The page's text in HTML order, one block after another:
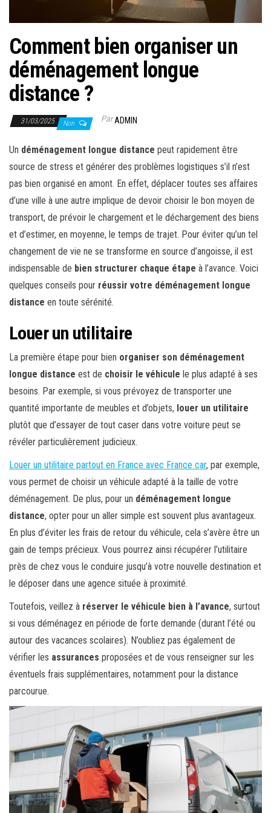
Comment bien organiser un
déménagement longue
distance ?
31/03/2025 Non ParADMIN
Un déménagement longue distance peut rapidement être
source de stress et générer des problèmes logistiques s’il n’est
pas bien organisé en amont. En effet, déplacer toutes ses affaires
d’une ville à une autre implique de devoir choisir le bon moyen de
transport, de prévoir le chargement et le déchargement des biens
et d’estimer, en moyenne, le temps de trajet. Pour éviter qu’un tel
changement de vie ne se transforme en source d’angoisse, il est
indispensable de bien structurer chaque étape à l’avance. Voici
quelques conseils pour réussir votre déménagement longue
distance en toute sérénité.
Louer un utilitaire
La première étape pour bien organiser son déménagement
longue distance est de choisir le véhicule le plus adapté à ses
besoins. Par exemple, si vous prévoyez de transporter une
quantité importante de meubles et d’objets, louer un utilitaire
plutôt que d’essayer de tout caser dans votre voiture peut se
révéler particulièrement judicieux.
Louer un utilitaire partout en France avec France car, par exemple,
vous permet de choisir un véhicule adapté à la taille de votre
déménagement. De plus, pour un déménagement longue
distance, opter pour un aller simple est souvent plus avantageux.
En plus d’éviter les frais de retour du véhicule, cela s’avère être un
gain de temps précieux. Vous pourrez ainsi récupérer l’utilitaire
près de chez vous le conduire jusqu’à votre nouvelle destination et
le déposer dans une agence située à proximité.
Toutefois, veillez à réserver le véhicule bien à l’avance, surtout
si vous déménagez en période de forte demande (durant l’été ou
autour des vacances scolaires). N’oubliez pas également de
vérifier les assurances proposées et de vous renseigner sur les
éventuels frais supplémentaires, notamment pour la distance
parcourue.